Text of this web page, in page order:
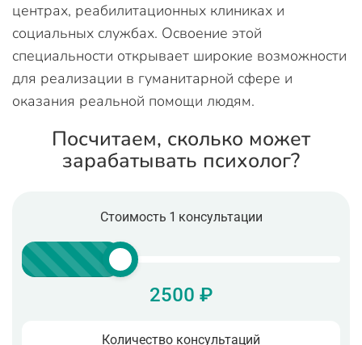
центрах, реабилитационных клиниках и
социальных службах. Освоение этой
специальности открывает широкие возможности
для реализации в гуманитарной сфере и
оказания реальной помощи людям.
Посчитаем, сколько может
зарабатывать психолог?
Стоимость 1 консультации
2500 ₽
Количество консультаций